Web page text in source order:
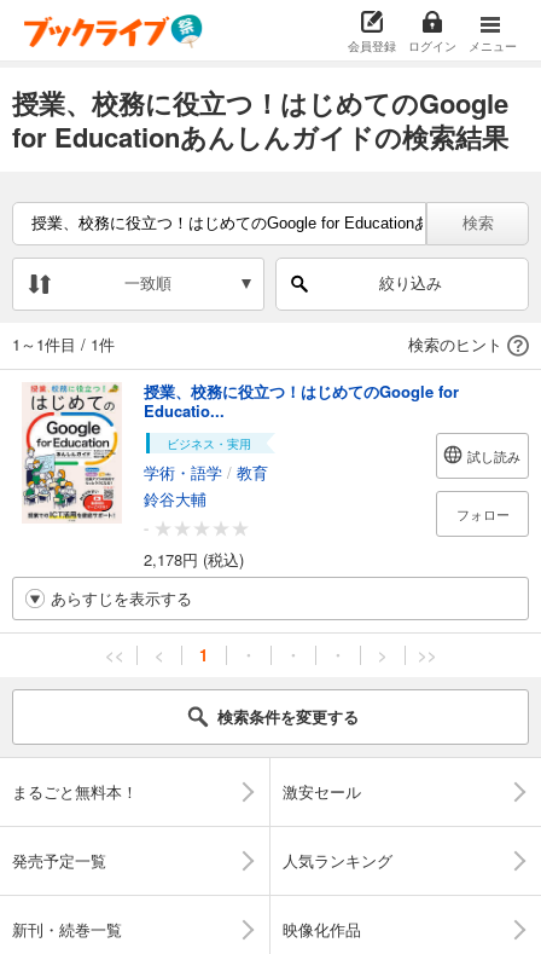
会員登録 ログイン メニュー
授業、校務に役立つ！はじめてのGoogle
for Educationあんしんガイドの検索結果
検索
一致順 絞り込み
1～1件目 / 1件 検索のヒント
授業、校務に役立つ！はじめてのGoogle for
Educatio...
ビジネス・実用
学術・語学 / 教育
鈴谷大輔
-
2,178円 (税込)
試し読み
フォロー
あらすじを表示する
<< < 1 ・ ・ ・ > >>
検索条件を変更する
まるごと無料本！ 激安セール
発売予定一覧 人気ランキング
新刊・続巻一覧 映像化作品